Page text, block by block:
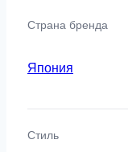
Страна бренда
Япония
Стиль